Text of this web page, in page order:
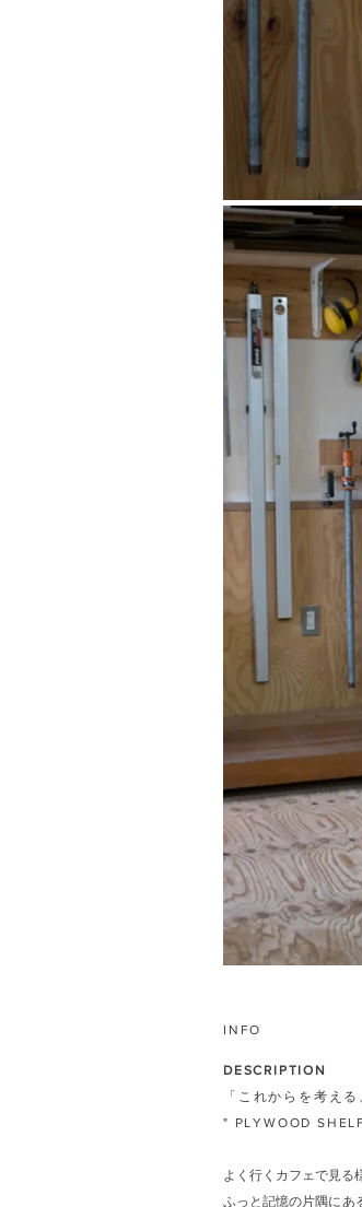
INFO
DESCRIPTION
「これからを考え
" PLYWOOD
よく行くカフェで見る
ふっと記憶の片隅にあ